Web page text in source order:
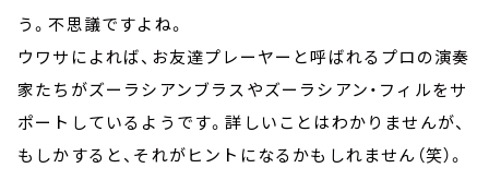
う。不思議ですよね。
ウワサによれば、お友達プレーヤーと呼ばれるプロの演奏
家たちがズーラシアンブラスやズーラシアン・フィルをサ
ポートしているようです。詳しいことはわかりませんが、
もしかすると、それがヒントになるかもしれません（笑）。